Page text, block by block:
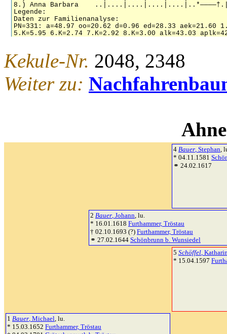
Kekule-Nr. 2048, 2348
Weiter zu:
4 Bauer, Stephan,
* 04.11.1581
⚭ 24.02.1617
2 Bauer, Johann, lu.
* 16.01.1618 Furthammer, Tröstau
† 02.10.1693 (?) Furthammer, Tröstau
⚭ 27.02.1644 Schönbrunn b. Wunsiedel
5 Schöffel,
* 15.04.1597
1 Bauer, Michael, lu.
* 15.03.1652 Furthammer, Tröstau